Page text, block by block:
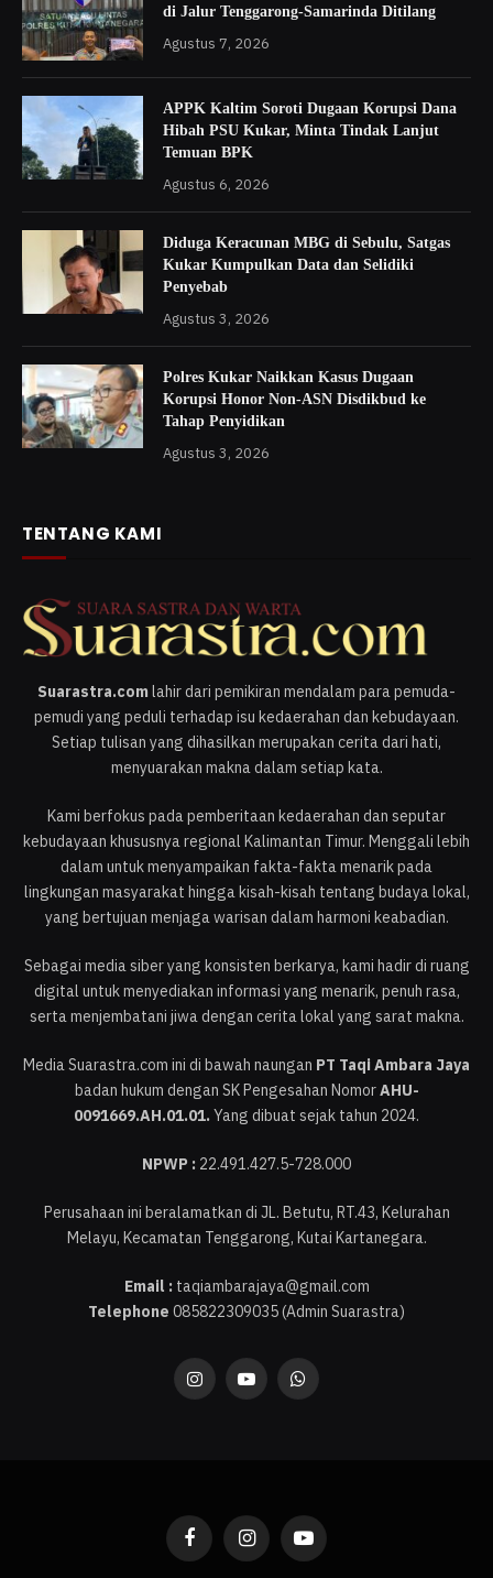
di Jalur Tenggarong-Samarinda Ditilang
Agustus 7, 2026
APPK Kaltim Soroti Dugaan Korupsi Dana
Hibah PSU Kukar, Minta Tindak Lanjut
Temuan BPK
Agustus 6, 2026
Diduga Keracunan MBG di Sebulu, Satgas
Kukar Kumpulkan Data dan Selidiki
Penyebab
Agustus 3, 2026
Polres Kukar Naikkan Kasus Dugaan
Korupsi Honor Non-ASN Disdikbud ke
Tahap Penyidikan
Agustus 3, 2026
TENTANG KAMI
Suarastra.comlahir dari pemikiran mendalam para pemuda-
pemudi yang peduli terhadap isu kedaerahan dan kebudayaan.
Setiap tulisan yang dihasilkan merupakan cerita dari hati,
menyuarakan makna dalam setiap kata.
Kami berfokus pada pemberitaan kedaerahan dan seputar
kebudayaan khususnya regional Kalimantan Timur. Menggali lebih
dalam untuk menyampaikan fakta-fakta menarik pada
lingkungan masyarakat hingga kisah-kisah tentang budaya lokal,
yang bertujuan menjaga warisan dalam harmoni keabadian.
Sebagai media siber yang konsisten berkarya, kami hadir di ruang
digital untuk menyediakan informasi yang menarik, penuh rasa,
serta menjembatani jiwa dengan cerita lokal yang sarat makna.
Media Suarastra.com ini di bawah naungan PT Taqi Ambara Jaya
badan hukum dengan SK Pengesahan NomorAHU-
0091669.AH.01.01.Yang dibuat sejak tahun 2024.
NPWP : 22.491.427.5-728.000
Perusahaan ini beralamatkan di JL. Betutu, RT.43, Kelurahan
Melayu, Kecamatan Tenggarong, Kutai Kartanegara.
Email :taqiambarajaya@gmail.com
Telephone 085822309035 (Admin Suarastra)
InstagramYouTubeWhatsApp
FacebookInstagramYouTube